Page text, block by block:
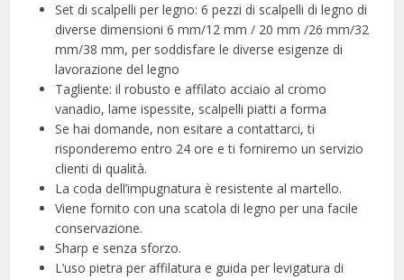
Set di scalpelli per legno: 6 pezzi di scalpelli di legno di
diverse dimensioni 6 mm/12 mm / 20 mm /26 mm/32
mm/38 mm, per soddisfare le diverse esigenze di
lavorazione del legno
Tagliente: il robusto e affilato acciaio al cromo
vanadio, lame ispessite, scalpelli piatti a forma
Se hai domande, non esitare a contattarci, ti
risponderemo entro 24 ore e ti forniremo un servizio
clienti di qualità.
La coda dell’impugnatura è resistente al martello.
Viene fornito con una scatola di legno per una facile
conservazione.
Sharp e senza sforzo.
L’uso pietra per affilatura e guida per levigatura di